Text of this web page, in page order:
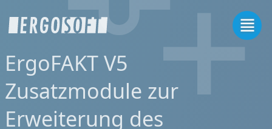
ErgoFAKT V5
Zusatzmodule zur
Erweiterung des